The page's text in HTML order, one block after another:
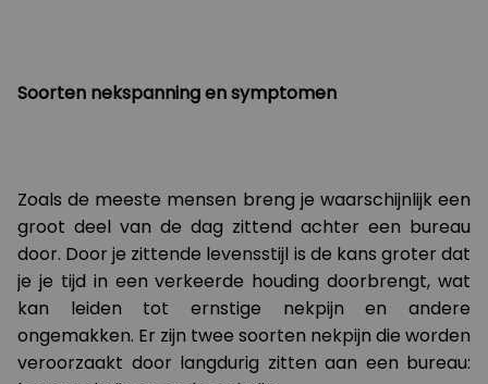
Soorten nekspanning en symptomen
Zoals de meeste mensen breng je waarschijnlijk een
groot deel van de dag zittend achter een bureau
door. Door je zittende levensstijl is de kans groter dat
je je tijd in een verkeerde houding doorbrengt, wat
kan leiden tot ernstige nekpijn en andere
ongemakken. Er zijn twee soorten nekpijn die worden
veroorzaakt door langdurig zitten aan een bureau: